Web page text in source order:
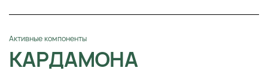
Активные компоненты
КАРДАМОНА